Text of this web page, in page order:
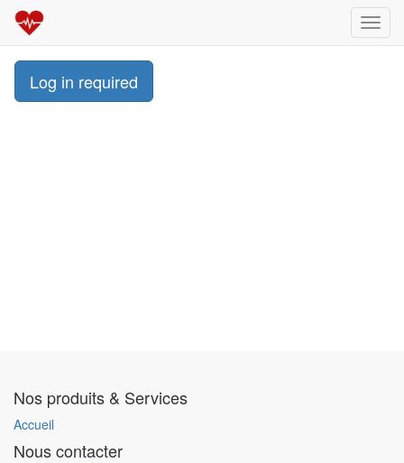
Log in required
Nos produits & Services
Accueil
Nous contacter